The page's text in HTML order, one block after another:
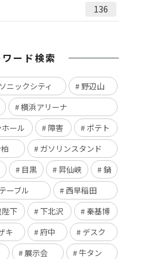
136
ード検索
ニックシティ
野辺山
横浜アリーナ
ール
障害
ポテト
ガソリンスタンド
目黒 昇仙峡
鍋
テーブル
西早稲田
下 下北沢
秦基博
キ 府中
デスク
展示会
牛タン